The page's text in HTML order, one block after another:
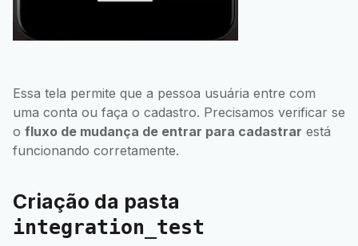
Essa tela permite que a pessoa usuária entre com
uma conta ou faça o cadastro. Precisamos verificar se
o fluxo de mudança de entrar para cadastrar está
funcionando corretamente.
Criação da pasta
integration_test